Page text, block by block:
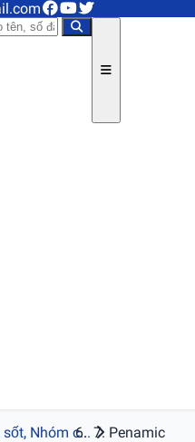
Nhóm c... Penamic